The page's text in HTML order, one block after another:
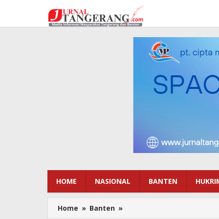
konten
HOME NASIONAL BANTEN
Home » Banten »